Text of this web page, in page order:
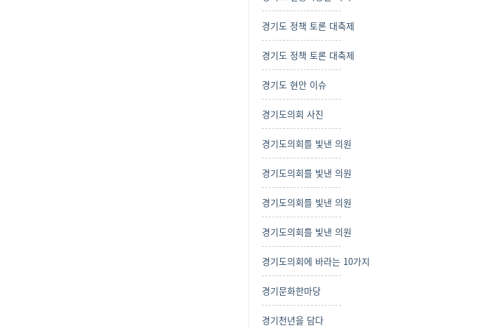
경기도 정책 토론 대축제
경기도 정책 토론 대축제
경기도 현안 이슈
경기도의회 사진
경기도의회를 빛낸 의원
경기도의회를 빛낸 의원
경기도의회를 빛낸 의원
경기도의회를 빛낸 의원
경기도의회에 바라는 10가지
경기문화한마당
경기천년을 담다